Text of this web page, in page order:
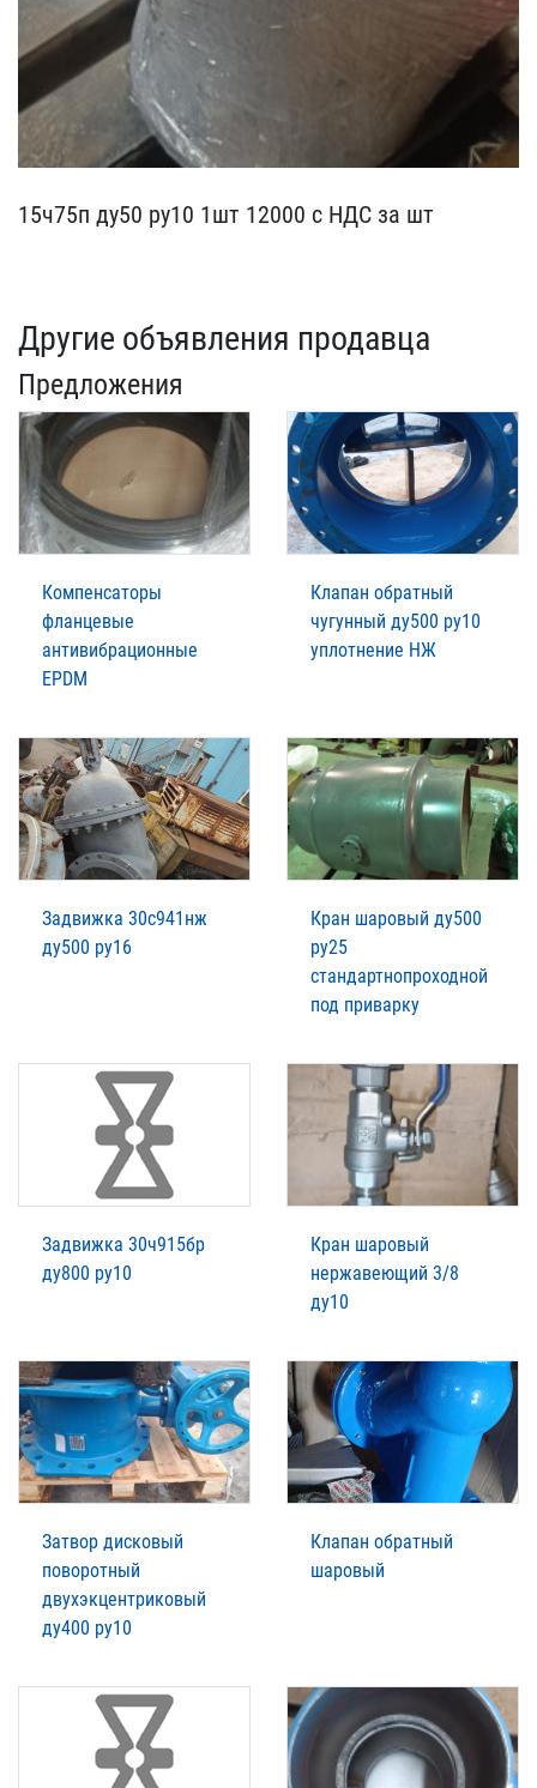
15ч75п ду50 ру10 1шт 120​00 с НДС за шт
Другие объявления продавца
Предложения
Компенсаторы
фланцевые
антивибрационные
EPDM
Клапан обратный
чугунный ду500 ру10
уплотнение НЖ
Задвижка 30с941нж
ду500 ру16
Кран шаровый ду500
ру25
стандартнопроходной
под приварку
Задвижка 30ч915бр
ду800 ру10
Кран шаровый
нержавеющий 3/8
ду10
Затвор дисковый
поворотный
двухэкцентриковый
ду400 ру10
Клапан обратный
шаровый